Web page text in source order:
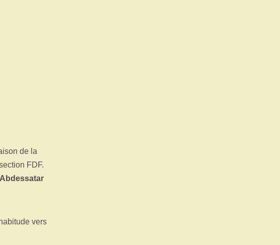
de la
FDF.
vers